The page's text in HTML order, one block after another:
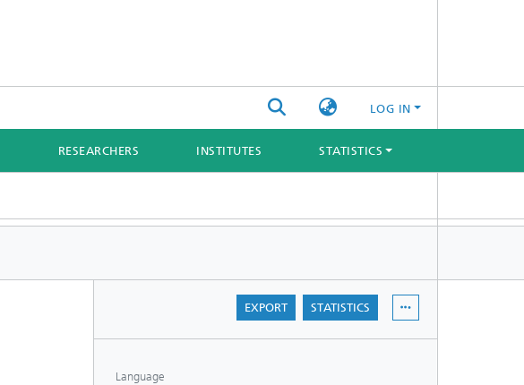
LOG IN
RESEARCHERS INSTITUTES STATISTICS
EXPORT STATISTICS
Language